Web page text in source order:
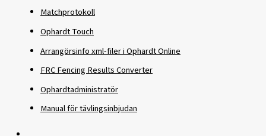
Matchprotokoll
Ophardt Touch
Arrangörsinfo xml-filer i Ophardt Online
FRC Fencing Results Converter
Ophardtadministratör
Manual för tävlingsinbjudan